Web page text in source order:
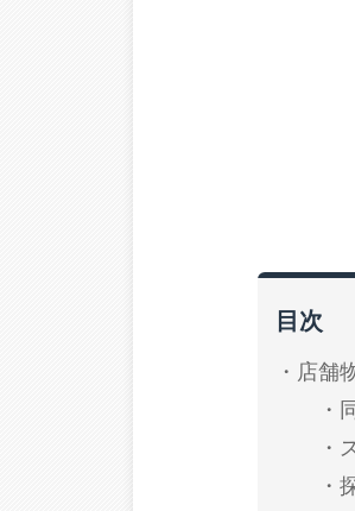
目次
店舗